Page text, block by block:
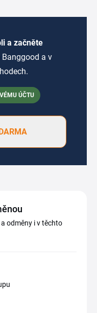
a začněte
Banggood a v
ÚČTU
odměny i v těchto